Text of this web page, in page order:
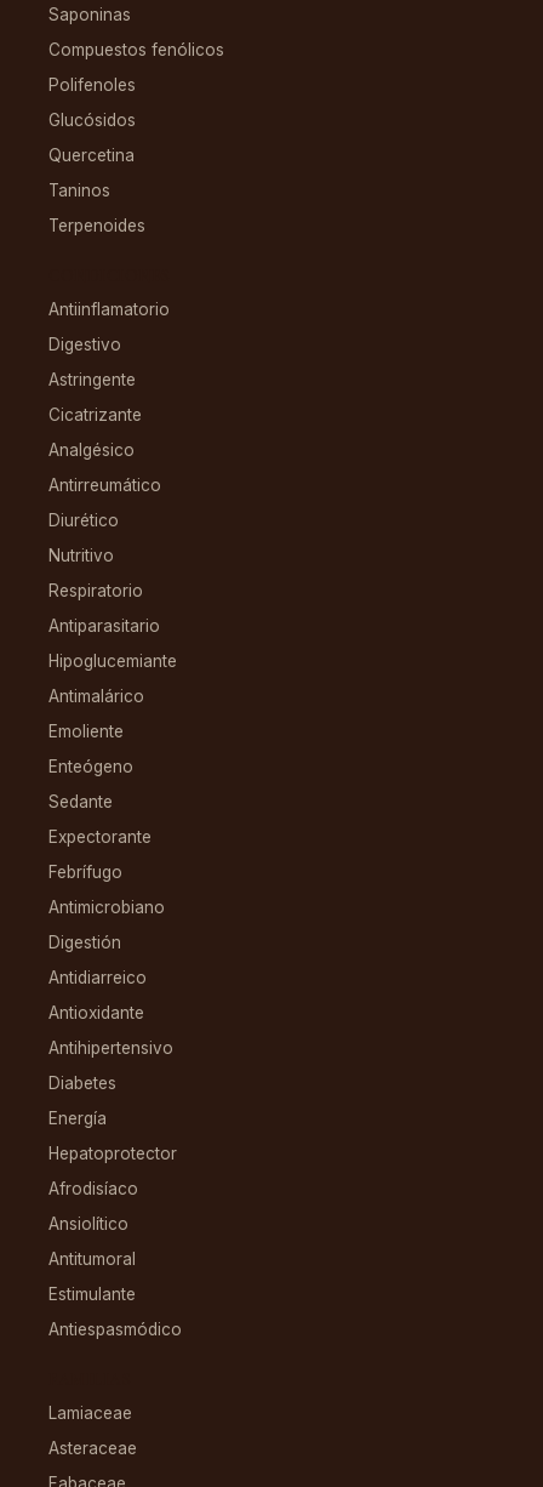
Saponinas
Compuestos fenólicos
Polifenoles
Glucósidos
Quercetina
Taninos
Terpenoides
Antiinflamatorio
Digestivo
Astringente
Cicatrizante
Analgésico
Antirreumático
Diurético
Nutritivo
Respiratorio
Antiparasitario
Hipoglucemiante
Antimalárico
Emoliente
Enteógeno
Sedante
Expectorante
Febrífugo
Antimicrobiano
Digestión
Antidiarreico
Antioxidante
Antihipertensivo
Diabetes
Energía
Hepatoprotector
Afrodisíaco
Ansiolítico
Antitumoral
Estimulante
Antiespasmódico
Lamiaceae
Asteraceae